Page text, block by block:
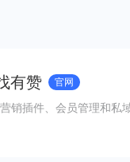
有赞 官网
销插件、会员管理和私